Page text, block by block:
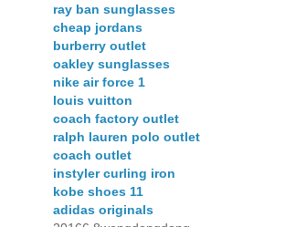
ray ban sunglasses
cheap jordans
burberry outlet
oakley sunglasses
nike air force 1
louis vuitton
coach factory outlet
ralph lauren polo outlet
coach outlet
instyler curling iron
kobe shoes 11
adidas originals